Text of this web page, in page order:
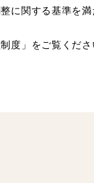
に関する基準を満
度」をご覧くださ